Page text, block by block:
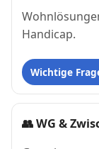
Handicap.
Wichtige
👥WG &